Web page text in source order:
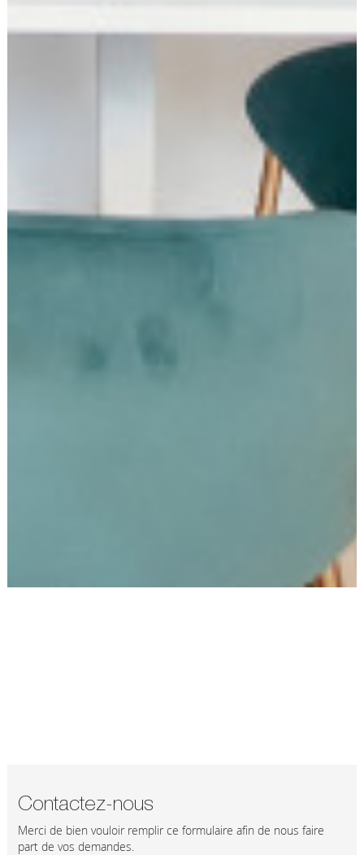
Contactez-nous
Merci de bien vouloir remplir ce formulaire afin de nous faire
part de vos demandes.